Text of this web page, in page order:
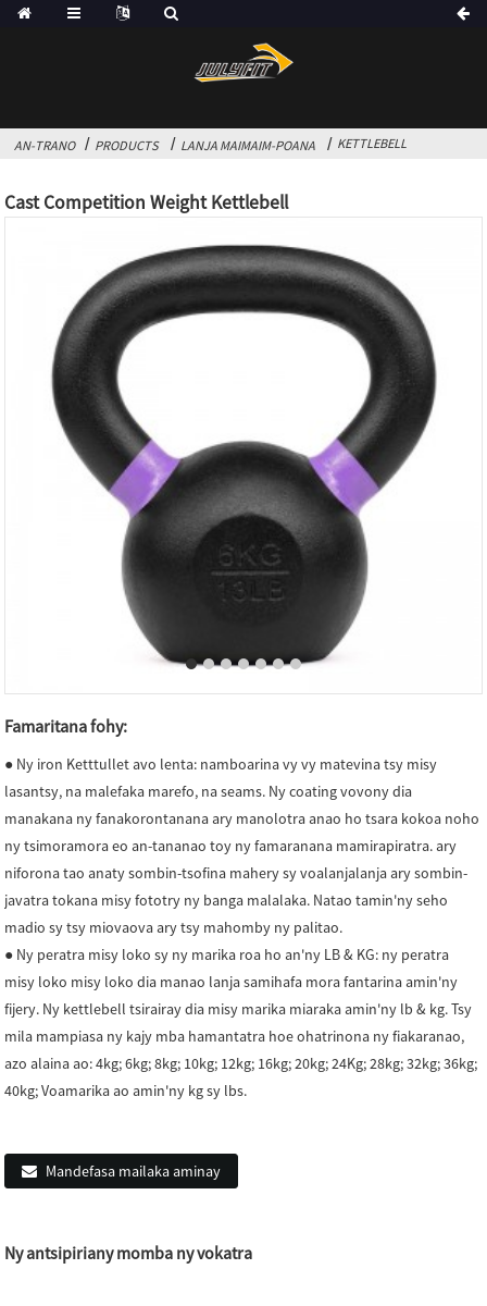
AN-TRANO PRODUCTS LANJA MAIMAIM-POANA KETTLEBELL
Cast Competition Weight Kettlebell
Famaritana fohy:
● Ny iron Ketttullet avo lenta: namboarina vy vy matevina tsy misy
lasantsy, na malefaka marefo, na seams. Ny coating vovony dia
manakana ny fanakorontanana ary manolotra anao ho tsara kokoa noho
ny tsimoramora eo an-tananao toy ny famaranana mamirapiratra. ary
niforona tao anaty sombin-tsofina mahery sy voalanjalanja ary sombin-
javatra tokana misy fototry ny banga malalaka. Natao tamin'ny seho
madio sy tsy miovaova ary tsy mahomby ny palitao.
● Ny peratra misy loko sy ny marika roa ho an'ny LB & KG: ny peratra
misy loko misy loko dia manao lanja samihafa mora fantarina amin'ny
fijery. Ny kettlebell tsirairay dia misy marika miaraka amin'ny lb & kg. Tsy
mila mampiasa ny kajy mba hamantatra hoe ohatrinona ny fiakaranao,
azo alaina ao: 4kg; 6kg; 8kg; 10kg; 12kg; 16kg; 20kg; 24Kg; 28kg; 32kg; 36kg;
40kg; Voamarika ao amin'ny kg sy lbs.
Mandefasa mailaka aminay
Ny antsipiriany momba ny vokatra